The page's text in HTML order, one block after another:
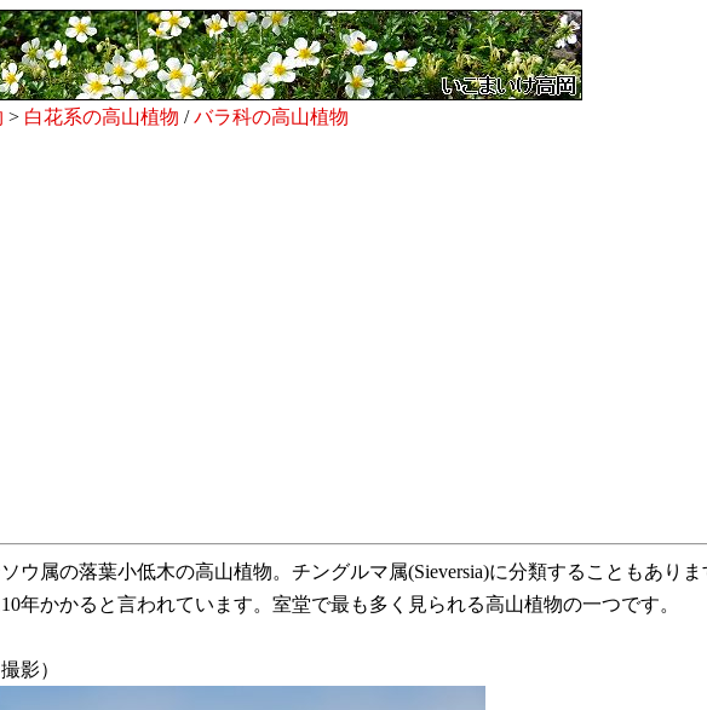
> 白花系の高山植物 /バラ科の高山植物
ウ属の落葉小低木の高山植物。チングルマ属(Sieversia)に分類することもあり
年かかると言われています。室堂で最も多く見られる高山植物の一つです。
影）